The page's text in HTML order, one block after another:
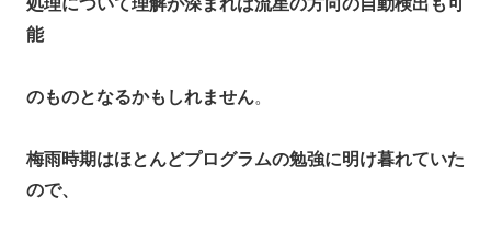
処理について理解が深まれば流星の方向の自動検出も可
能
のものとなるかもしれません。
梅雨時期はほとんどプログラムの勉強に明け暮れていた
ので、